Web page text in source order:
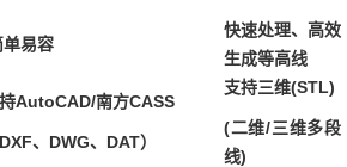
图
单易容
快速处理、高效
生成等高线
AutoCAD/南方CASS
DXF、DWG、DAT）
支持三维(STL)
(二维/三维多段
线)